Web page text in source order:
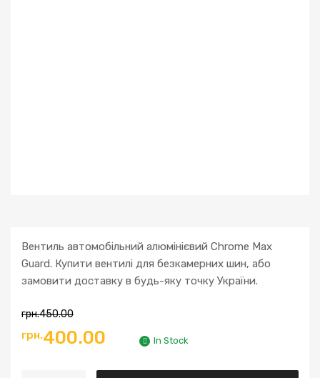
Вентиль автомобільний алюмінієвий Chrome Max
Guard. Купити вентилі для безкамерних шин, або
замовити доставку в будь-яку точку України.
грн.450.00
грн.400.00 In Stock